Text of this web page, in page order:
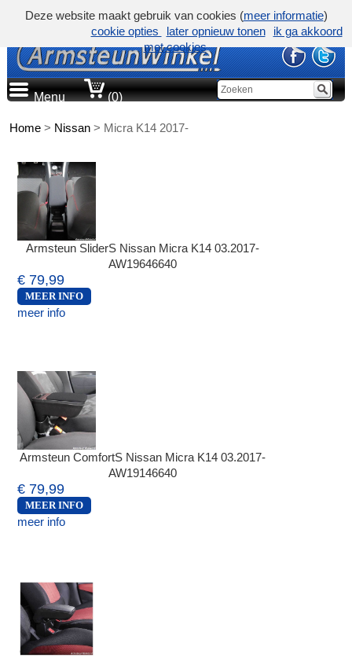
Menu (0)
Home > Nissan > Micra K14 2017-
Armsteun SliderS Nissan Micra K14 03.2017-
AW19646640
€ 79,99
MEER INFO
meer info
Armsteun ComfortS Nissan Micra K14 03.2017-
AW19146640
€ 79,99
MEER INFO
meer info
Deze website maakt gebruik van cookies (meer informatie)
cookie opties
later opnieuw tonen
ik ga akkoord
met cookies